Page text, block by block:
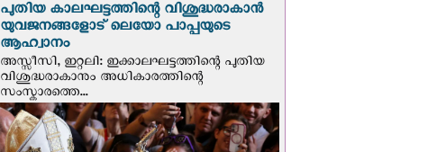
പുതിയ കാലഘട്ടത്തിന്റെ വിശുദ്ധരാകാന്‍
യുവജനങ്ങളോട് ലെയോ പാപ്പയുടെ
ആഹ്വാനം
അസ്സീസി, ഇറ്റലി: ഇക്കാലഘട്ടത്തിന്റെ പുതിയ
വിശുദ്ധരാകാനും അധികാരത്തിന്റെ
സംസ്കാരത്തെ...